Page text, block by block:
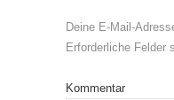
Deine E-Mail-
Erforderliche Felder
Kommentar